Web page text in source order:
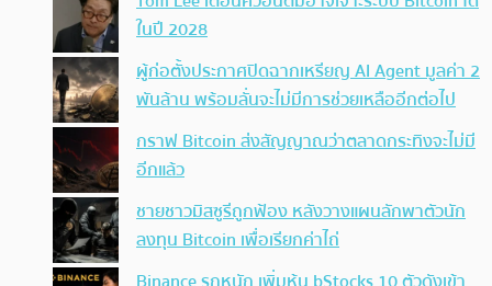
ในปี 2028
ผู้ก่อตั้งประกาศปิดฉากเหรียญ AI Agent มูลค่า 2
พันล้าน พร้อมลั่นจะไม่มีการช่วยเหลืออีกต่อไป
กราฟ Bitcoin ส่งสัญญาณว่าตลาดกระทิงจะไม่มี
อีกแล้ว
ชายชาวมิสซูรีถูกฟ้อง หลังวางแผนลักพาตัวนัก
ลงทุน Bitcoin เพื่อเรียกค่าไถ่